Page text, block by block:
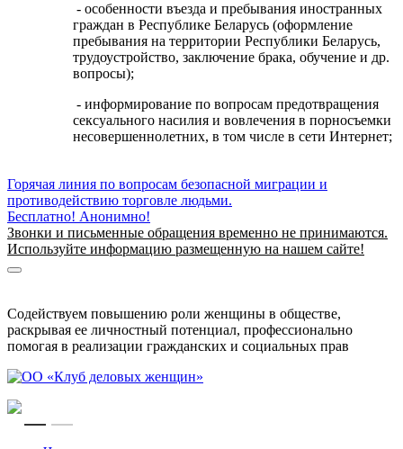
- особенности въезда и пребывания иностранных
граждан в Республике Беларусь (оформление
пребывания на территории Республики Беларусь,
трудоустройство, заключение брака, обучение и др.
вопросы);
- информирование по вопросам предотвращения
сексуального насилия и вовлечения в порносъемки
несовершеннолетних, в том числе в сети Интернет;
Горячая линия по вопросам безопасной миграции и
противодействию торговле людьми.
Бесплатно! Анонимно!
Звонки и письменные обращения временно не принимаются.
Используйте информацию размещенную на нашем сайте!
Содействуем повышению роли женщины в обществе,
раскрывая ее личностный потенциал, профессионально
помогая в реализации гражданских и социальных прав
RUEN